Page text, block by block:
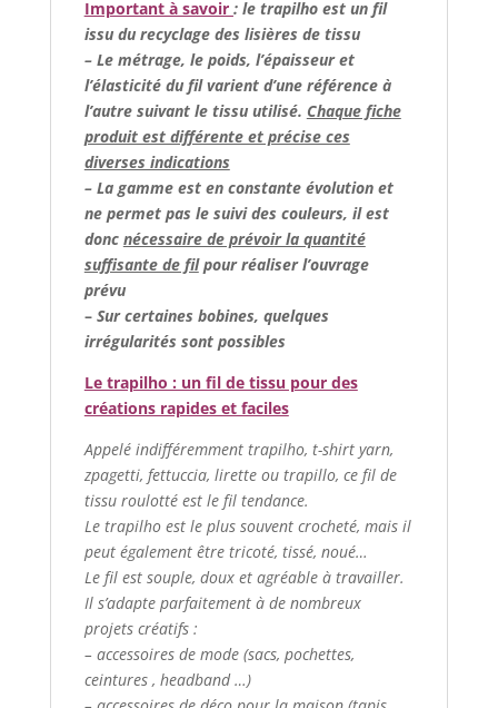
Important à savoir : le trapilho est un fil
issu du recyclage des lisières de tissu
– Le métrage, le poids, l’épaisseur et
l’élasticité du fil varient d’une référence à
l’autre suivant le tissu utilisé. Chaque fiche
produit est différente et précise ces
diverses indications
– La gamme est en constante évolution et
ne permet pas le suivi des couleurs, il est
donc nécessaire de prévoir la quantité
suffisante de filpour réaliser l’ouvrage
prévu
– Sur certaines bobines, quelques
irrégularités sont possibles
Le trapilho : un fil de tissu pour des
créations rapides et faciles
Appelé indifféremment trapilho, t-shirt yarn,
zpagetti, fettuccia, lirette ou trapillo, ce fil de
tissu roulotté est le fil tendance.
Le trapilho est le plus souvent crocheté, mais il
peut également être tricoté, tissé, noué…
Le fil est souple, doux et agréable à travailler.
Il s’adapte parfaitement à de nombreux
projets créatifs :
– accessoires de mode (sacs, pochettes,
ceintures , headband …)